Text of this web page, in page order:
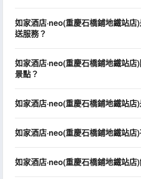
如家酒店·neo(重慶石橋鋪地鐵站店
送服務？
如家酒店·neo(重慶石橋鋪地鐵站店
景點？
如家酒店·neo(重慶石橋鋪地鐵站店
如家酒店·neo(重慶石橋鋪地鐵站店
如家酒店·neo(重慶石橋鋪地鐵站店